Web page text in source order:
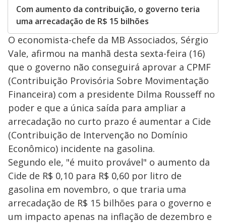
Com aumento da contribuição, o governo teria
uma arrecadação de R$ 15 bilhões
O economista-chefe da MB Associados, Sérgio
Vale, afirmou na manhã desta sexta-feira (16)
que o governo não conseguirá aprovar a CPMF
(Contribuição Provisória Sobre Movimentação
Financeira) com a presidente Dilma Rousseff no
poder e que a única saída para ampliar a
arrecadação no curto prazo é aumentar a Cide
(Contribuição de Intervenção no Domínio
Econômico) incidente na gasolina.
Segundo ele, "é muito provável" o aumento da
Cide de R$ 0,10 para R$ 0,60 por litro de
gasolina em novembro, o que traria uma
arrecadação de R$ 15 bilhões para o governo e
um impacto apenas na inflação de dezembro e